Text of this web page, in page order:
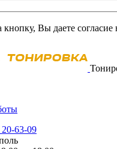
Вы даете согласие
63-09